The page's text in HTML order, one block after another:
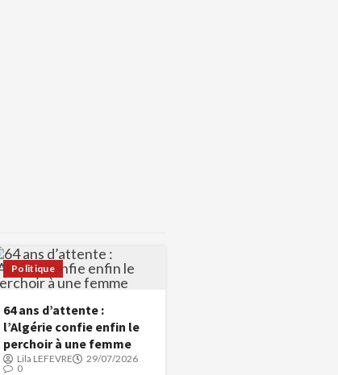
Politique
64 ans d’attente :
l’Algérie confie enfin le
perchoir à une femme
Lila LEFEVRE
29/07/2026
0